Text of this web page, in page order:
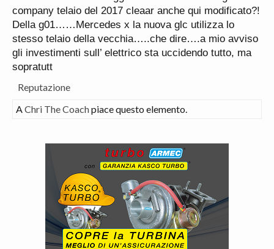
company telaio del 2017 cleaar anche qui modificato?!
Della g01……Mercedes x la nuova glc utilizza lo
stesso telaio della vecchia…..che dire….a mio avviso
gli investimenti sull’ elettrico sta uccidendo tutto, ma
sopratutt
Reputazione
AChri The Coachpiace questo elemento.